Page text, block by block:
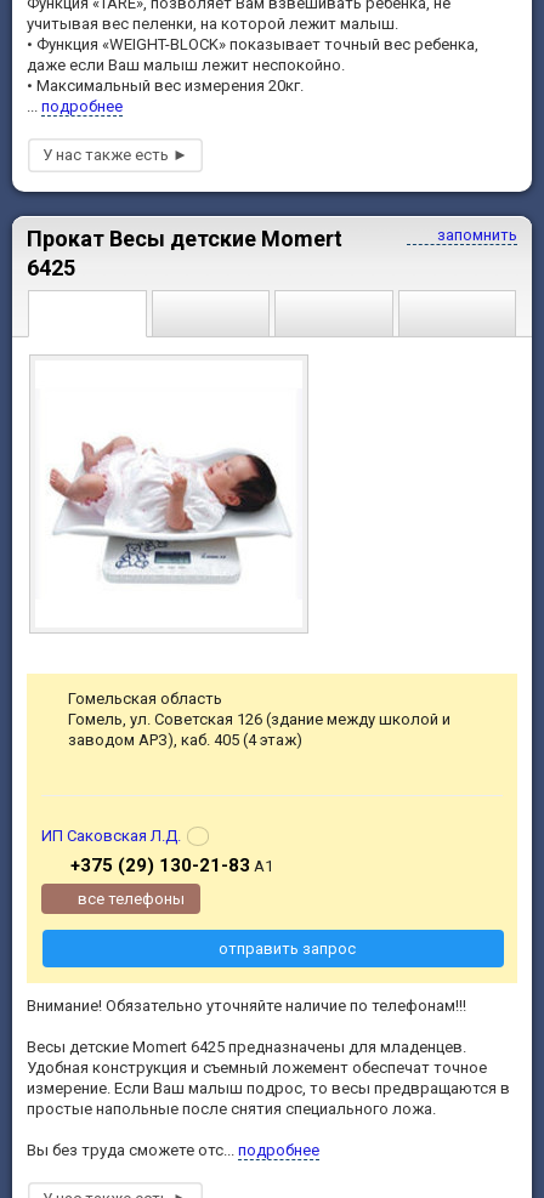
учитывая вес пеленки, на которой лежит малыш.
• Функция «WEIGHT-BLOCK» показывает точный вес ребенка,
даже если Ваш малыш лежит неспокойно.
• Максимальный вес измерения 20кг.
... подробнее
запомнить
Прокат Весы детские Momert
6425
Внимание! Обязательно уточняйте наличие по телефонам!!!
Весы детские Momert 6425 предназначены для младенцев.
Удобная конструкция и съемный ложемент обеспечат точное
измерение. Если Ваш малыш подрос, то весы предвращаются в
простые напольные после снятия специального ложа.
Вы без труда сможете отс... подробнее
Гомельская область
Гомель, ул. Советская 126 (здание между школой и
заводом АРЗ), каб. 405 (4 этаж)
ИП Саковская Л.Д.
+375 (29) 130-21-83 А1
все телефоны
отправить запрос